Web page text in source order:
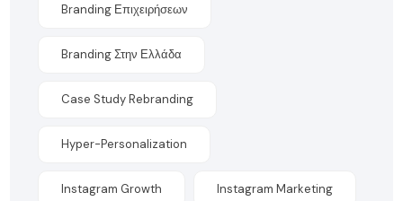
Branding Επιχειρήσεων
Branding Στην Ελλάδα
Case Study Rebranding
Hyper-Personalization
Instagram Growth Instagram Marketing